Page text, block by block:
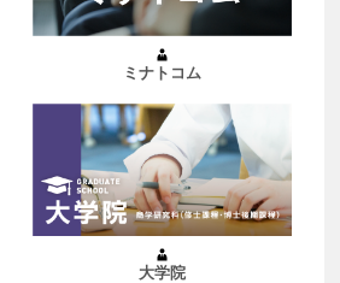
ミナトコム
大学院